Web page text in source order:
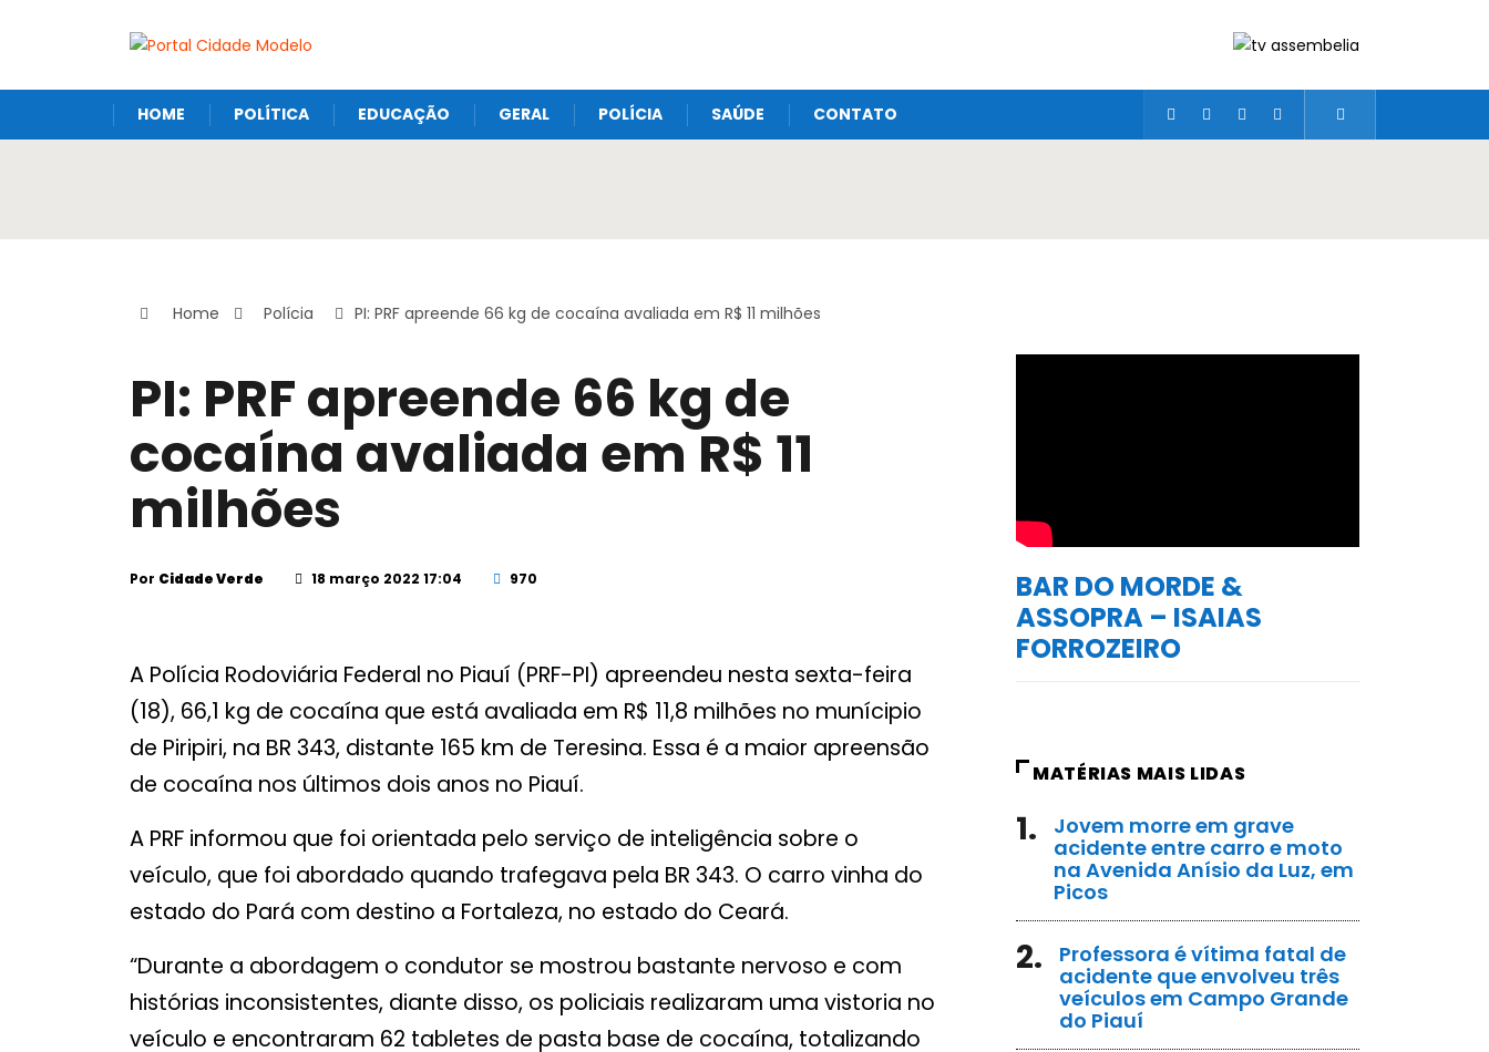
HOME POLÍTICA EDUCAÇÃO GERAL POLÍCIA SAÚDE CONTATO
Home Polícia PI: PRF apreende 66 kg de cocaína avaliada em R$ 11 milhões
PI: PRF apreende 66 kg de
cocaína avaliada em R$ 11
milhões
Por Cidade Verde 18 março 2022 17:04 970
A Polícia Rodoviária Federal no Piauí (PRF-PI) apreendeu nesta sexta-feira
(18), 66,1 kg de cocaína que está avaliada em R$ 11,8 milhões no munícipio
de Piripiri, na BR 343, distante 165 km de Teresina. Essa é a maior apreensão
de cocaína nos últimos dois anos no Piauí.
A PRF informou que foi orientada pelo serviço de inteligência sobre o
veículo, que foi abordado quando trafegava pela BR 343. O carro vinha do
estado do Pará com destino a Fortaleza, no estado do Ceará.
“Durante a abordagem o condutor se mostrou bastante nervoso e com
histórias inconsistentes, diante disso, os policiais realizaram uma vistoria no
veículo e encontraram 62 tabletes de pasta base de cocaína, totalizando
BAR DO MORDE &
ASSOPRA – ISAIAS
FORROZEIRO
MATÉRIAS MAIS LIDAS
1.
Jovem morre em grave
acidente entre carro e moto
na Avenida Anísio da Luz, em
Picos
2.
Professora é vítima fatal de
acidente que envolveu três
veículos em Campo Grande
do Piauí